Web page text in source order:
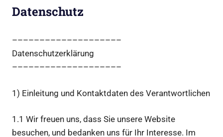
Datenschutz
––––––––––––––––––––
Datenschutzerklärung
––––––––––––––––––––
1) Einleitung und Kontaktdaten des Verantwortlichen
1.1 Wir freuen uns, dass Sie unsere Website
besuchen, und bedanken uns für Ihr Interesse. Im